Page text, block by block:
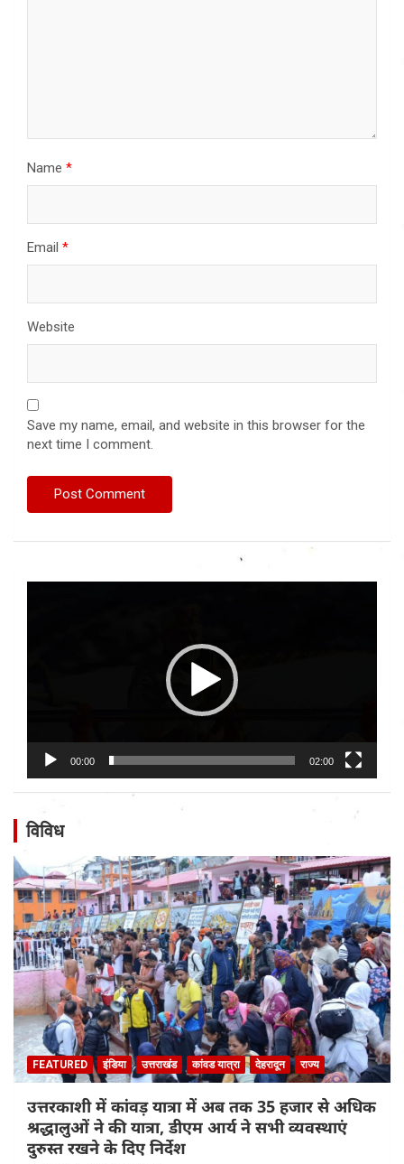
Name *
Email *
Website
Save my name, email, and website in this browser for the
next time I comment.
00:00 02:00
विविध
FEATURED इंडिया उत्तराखंड कांवड यात्रा देहरादून राज्य
उत्तरकाशी में कांवड़ यात्रा में अब तक 35 हजार से अधिक
श्रद्धालुओं ने की यात्रा, डीएम आर्य ने सभी व्यवस्थाएं
दुरुस्त रखने के दिए निर्देश